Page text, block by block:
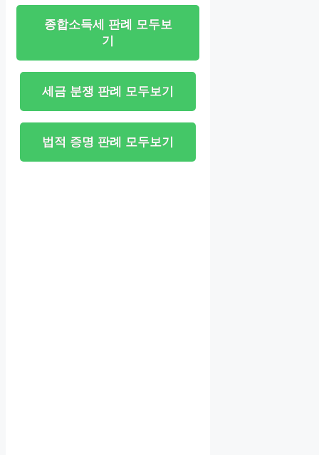
종합소득세 판례 모두보
기
세금 분쟁 판례 모두보기
법적 증명 판례 모두보기